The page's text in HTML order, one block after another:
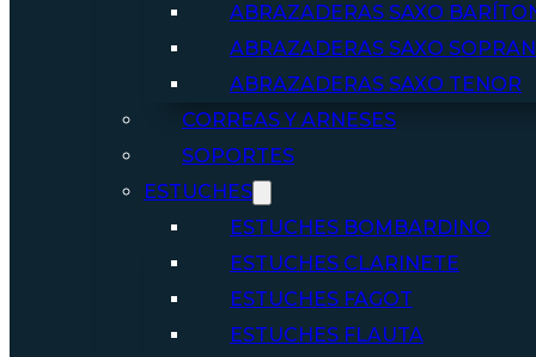
ABRAZADERAS SAXO
ABRAZADERAS SAXO
ABRAZADERAS SAXO TENOR
CORREAS Y ARNESES
SOPORTES
ESTUCHES
ESTUCHES BOMBARDINO
ESTUCHES CLARINETE
ESTUCHES FAGOT
ESTUCHES FLAUTA